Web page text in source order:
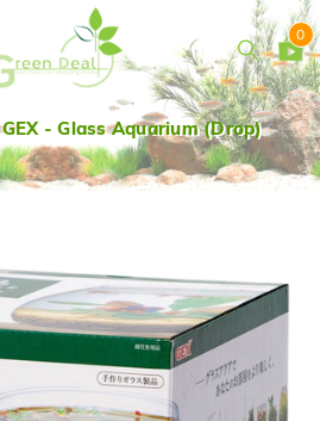
0
GEX - Glass Aquarium (Drop)